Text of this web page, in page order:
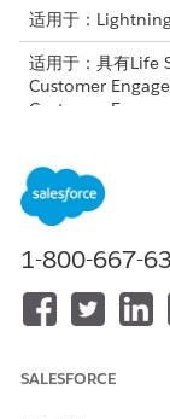
适用于：
适用于：具有Life
Customer
Customer
设置中的强制页面
制页面。首先，与
面标记为强制页面。
强制页面表示
1-800-667-
SALESFORCE